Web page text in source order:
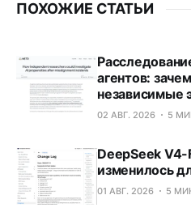
ПОХОЖИЕ СТАТЬИ
агентов:
независимые
02 АВГ. 2026 5
DeepSeek
изменилось
01 АВГ. 2026 5